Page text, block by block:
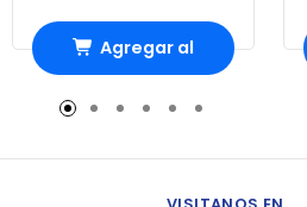
Agregar al
carrito